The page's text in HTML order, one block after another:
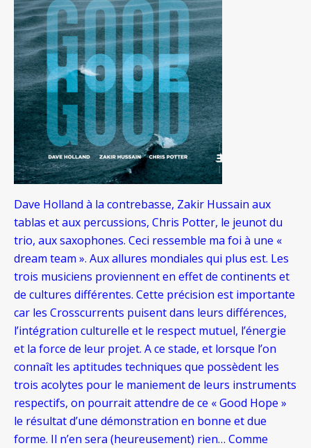
Dave Holland à la contrebasse, Zakir Hussain aux
tablas et aux percussions, Chris Potter, le jeunot du
trio, aux saxophones. Ceci ressemble ma foi à une «
dream team ». Aux allures mondiales qui plus est. Les
trois musiciens proviennent en effet de continents et
de cultures différentes. Cette précision est importante
car les Crosscurrents puisent dans leurs différences,
l’intégration culturelle et le respect mutuel, l’énergie
et la force de leur projet. A ce stade, et lorsque l’on
connaît les aptitudes techniques que possèdent les
trois acolytes pour le maniement de leurs instruments
respectifs, on pourrait attendre de ce « Good Hope »
le résultat d’une démonstration en bonne et due
forme. Il n’en sera (heureusement) rien… Comme